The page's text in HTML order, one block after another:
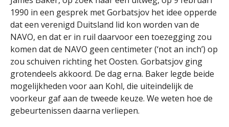
1990 in een gesprek met Gorbatsjov het idee opperde
dat een verenigd Duitsland lid kon worden van de
NAVO, en dat er in ruil daarvoor een toezegging zou
komen dat de NAVO geen centimeter (‘not an inch’) op
zou schuiven richting het Oosten. Gorbatsjov ging
grotendeels akkoord. De dag erna. Baker legde beide
mogelijkheden voor aan Kohl, die uiteindelijk de
voorkeur gaf aan de tweede keuze. We weten hoe de
gebeurtenissen daarna verliepen.